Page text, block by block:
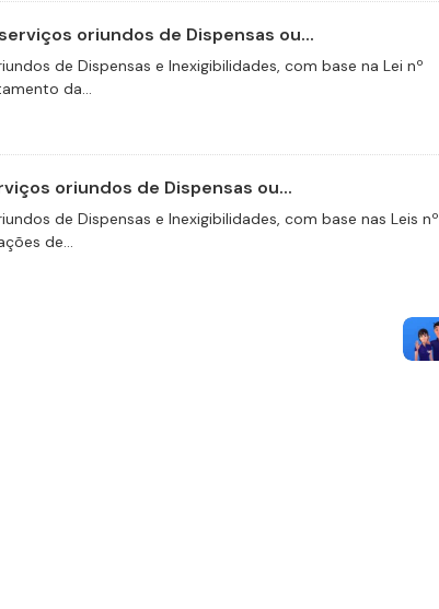
oriundos de Dispensas ou...
de Dispensas e Inexigibilidades, com base na Lei nº
da...
oriundos de Dispensas ou...
de Dispensas e Inexigibilidades, com base nas Leis nº
de...